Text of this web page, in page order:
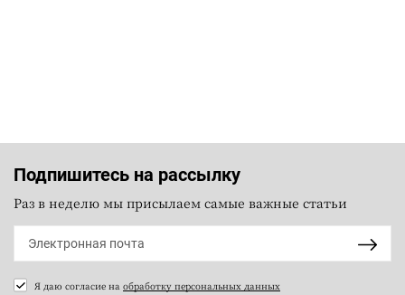
Подпишитесь на рассылку
Раз в неделю мы присылаем самые важные статьи
Я даю согласие на обработку персональных данных